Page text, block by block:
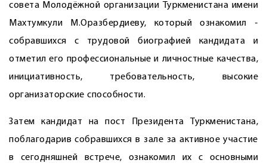
совета Молодёжной организации Туркменистана имени
Махтумкули М.Оразбердиеву, который ознакомил ­
собравшихся с трудовой биографией кандидата и
отметил его профессиональные и личностные качества,
инициативность, требовательность, высокие
организаторские способности.
Затем кандидат на пост Президента Туркменистана,
поблагодарив собравшихся в зале за активное участие
в сегодняшней встрече, ознакомил их с основными